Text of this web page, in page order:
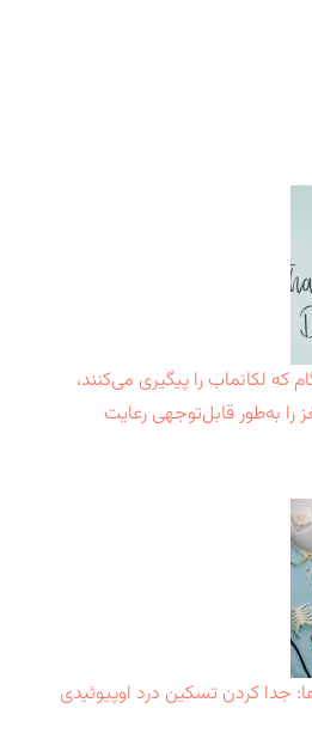
که لکانماب را پیگیری می‌کنند،
به‌طور قابل‌توجهی رعایت
کردن تسکین درد اوپیوئیدی